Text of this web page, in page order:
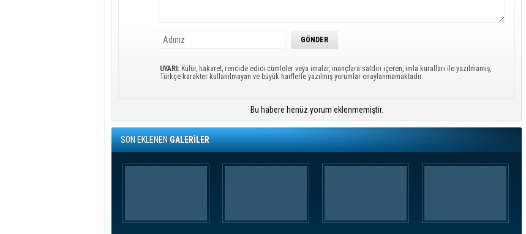
UYARI: Küfür, hakaret, rencide edici cümleler veya imalar, inançlara saldırı içeren, imla kuralları ile yazılmamış,
Türkçe karakter kullanılmayan ve büyük harflerle yazılmış yorumlar onaylanmamaktadır.
Bu habere henüz yorum eklenmemiştir.
SON EKLENENGALERİLER